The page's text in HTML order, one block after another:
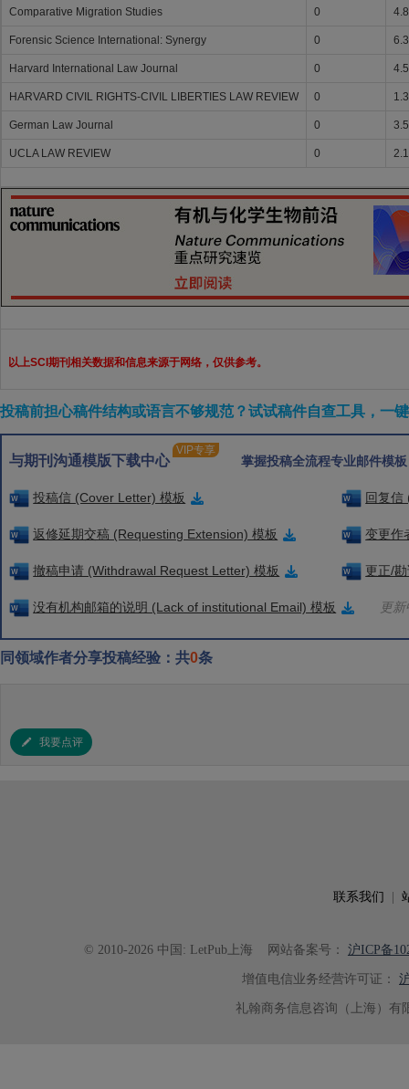
Comparative Migration Studies 0
Forensic Science International: Synergy 0
Harvard International Law Journal 0
HARVARD CIVIL RIGHTS-CIVIL LIBERTIES LAW REVIEW 0
German Law Journal 0
UCLA LAW REVIEW 0
以上SCI期刊相关数据和信息来源于网络，仅供参考。
投稿前担心稿件结构或语言不够规范？试试稿件自查工具，一
与期刊沟通模版下载中心
VIP专享
掌握投稿全流程专业邮件模
投稿信 (Cover Letter) 模板 回复信
返修延期交稿 (Requesting Extension) 模板 变更作
撤稿申请 (Withdrawal Request Letter) 模板 更正/
没有机构邮箱的说明 (Lack of institutional Email) 模板 更
同领域作者分享投稿经验：共0条
我要点评
联系我们
© 2010-2026 中国: LetPub上海 网站备案号： 沪ICP备
增值电信业务经营许可证：
礼翰商务信息咨询（上海）